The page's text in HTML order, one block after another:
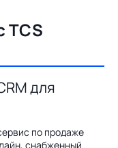
TCS
для
по продаже
снабженный